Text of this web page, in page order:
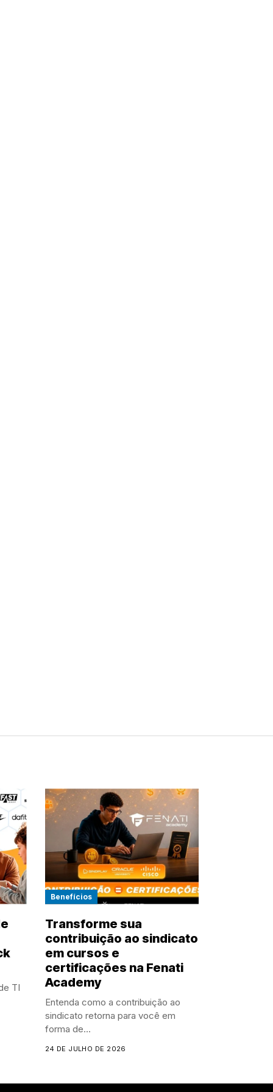
TI
Benefícios
Transforme sua
contribuição ao sindicato
em cursos e
certificações na Fenati
Academy
Entenda como a contribuição ao
sindicato retorna para você em
forma de...
24 DE JULHO DE 2026